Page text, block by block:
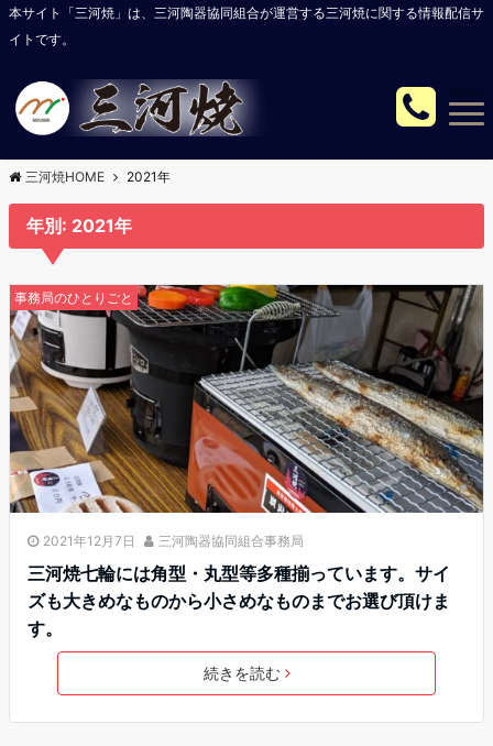
本サイト「三河焼」は、三河陶器協同組合が運営する三河焼に関する情報配信サ
イトです。
Menu
三河焼HOME 2021年
年別: 2021年
事務局のひとりごと
2021年12月7日 三河陶器協同組合事務局
三河焼七輪には角型・丸型等多種揃っています。サイ
ズも大きめなものから小さめなものまでお選び頂けま
す。
続きを読む